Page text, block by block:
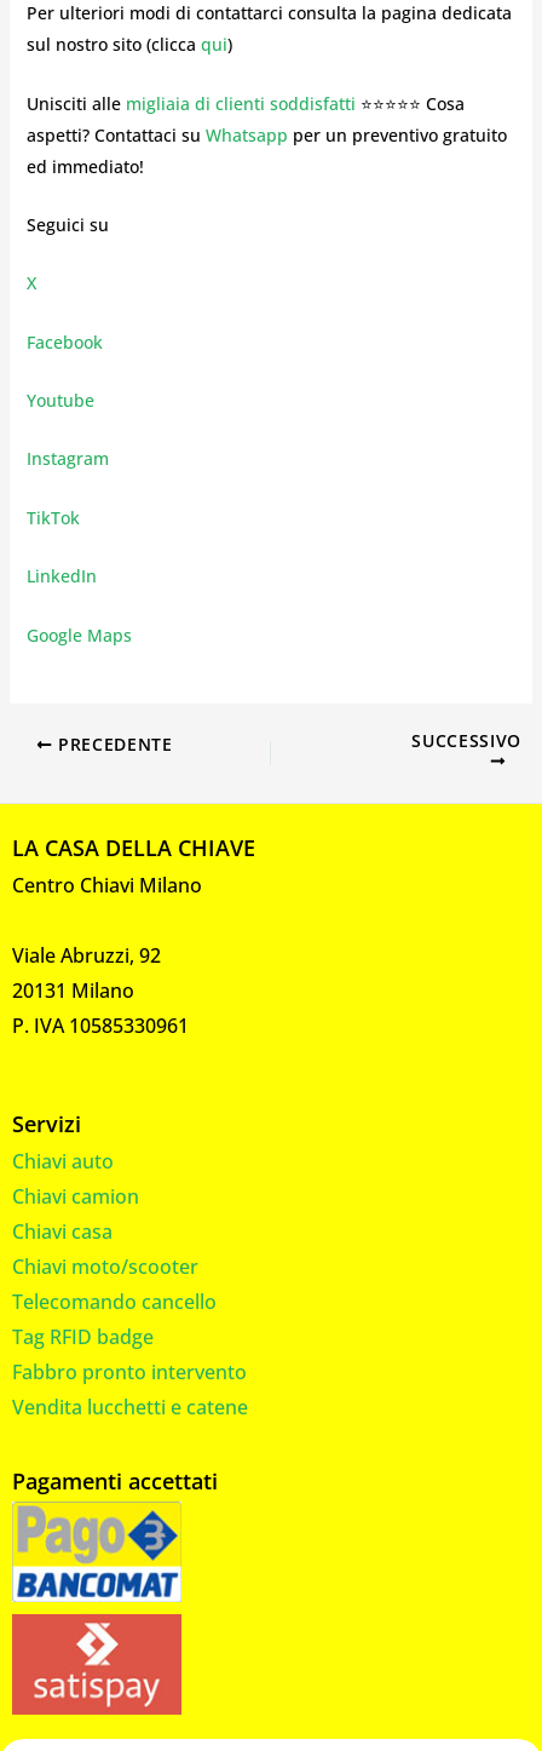
Per ulteriori modi di contattarci consulta la pagina dedicata
sul nostro sito (clicca qui)
Unisciti alle migliaia di clienti soddisfatti ⭐⭐⭐⭐⭐ Cosa
aspetti? Contattaci su Whatsapp per un preventivo gratuito
ed immediato!
Seguici su
X
Facebook
Youtube
Instagram
TikTok
LinkedIn
Google Maps
PRECEDENTE SUCCESSIVO
LA CASA DELLA CHIAVE
Centro Chiavi Milano
Viale Abruzzi, 92
20131 Milano
P. IVA 10585330961
Servizi
Chiavi auto
Chiavi camion
Chiavi casa
Chiavi moto/scooter
Telecomando cancello
Tag RFID badge
Fabbro pronto intervento
Vendita lucchetti e catene
Pagamenti accettati